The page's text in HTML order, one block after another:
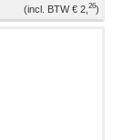
€ 2, 26